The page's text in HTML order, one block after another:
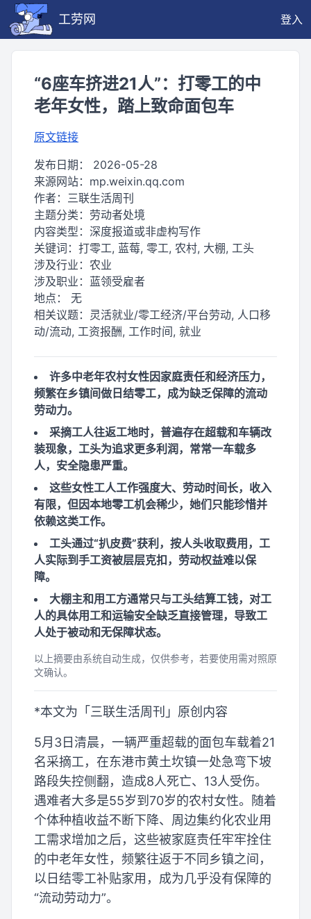
工劳网 登入
“6座车挤进21人”：打零工的中
老年女性，踏上致命面包车
原文链接
发布日期： 2026-05-28
来源网站： mp.weixin.qq.com
作者： 三联生活周刊
主题分类： 劳动者处境
内容类型： 深度报道或非虚构写作
关键词： 打零工, 蓝莓, 零工, 农村, 大棚, 工头
涉及行业： 农业
涉及职业： 蓝领受雇者
地点： 无
相关议题： 灵活就业/零工经济/平台劳动, 人口移
动/流动, 工资报酬, 工作时间, 就业
许多中老年农村女性因家庭责任和经济压力，
频繁在乡镇间做日结零工，成为缺乏保障的流动
劳动力。
采摘工人往返工地时，普遍存在超载和车辆改
装现象，工头为追求更多利润，常常一车载多
人，安全隐患严重。
这些女性工人工作强度大、劳动时间长，收入
有限，但因本地零工机会稀少，她们只能珍惜并
依赖这类工作。
工头通过“扒皮费”获利，按人头收取费用，工
人实际到手工资被层层克扣，劳动权益难以保
障。
大棚主和用工方通常只与工头结算工钱，对工
人的具体用工和运输安全缺乏直接管理，导致工
人处于被动和无保障状态。
以上摘要由系统自动生成，仅供参考，若要使用需对照原
文确认。
*本文为「三联生活周刊」原创内容
5月3日清晨，一辆严重超载的面包车载着21
名采摘工，在东港市黄土坎镇一处急弯下坡
路段失控侧翻，造成8人死亡、13人受伤。
遇难者大多是55岁到70岁的农村女性。随着
个体种植收益不断下降、周边集约化农业用
工需求增加之后，这些被家庭责任牢牢拴住
的中老年女性，频繁往返于不同乡镇之间，
以日结零工补贴家用，成为几乎没有保障的
“流动劳动力”。